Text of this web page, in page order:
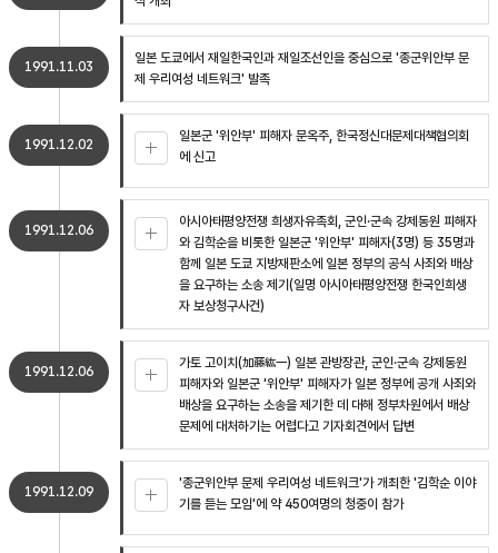
1991.11.03
일본 도쿄에서 재일한국인과 재일조선인을 중심으로 '종군위안부 문
제 우리여성 네트워크' 발족
1991.12.02
일본군 '위안부' 피해자 문옥주, 한국정신대문제대책협의회
에 신고
1991.12.06
아시아태평양전쟁 희생자유족회, 군인·군속 강제동원 피해자
와 김학순을 비롯한 일본군 '위안부' 피해자(3명) 등 35명과
함께 일본 도쿄 지방재판소에 일본 정부의 공식 사죄와 배상
을 요구하는 소송 제기(일명 아시아태평양전쟁 한국인희생
자 보상청구사건)
1991.12.06
가토 고이치(加藤紘一) 일본 관방장관, 군인·군속 강제동원
피해자와 일본군 '위안부' 피해자가 일본 정부에 공개 사죄와
배상을 요구하는 소송을 제기한 데 대해 정부차원에서 배상
문제에 대처하기는 어렵다고 기자회견에서 답변
1991.12.09
'종군위안부 문제 우리여성 네트워크'가 개최한 '김학순 이야
기를 듣는 모임'에 약 450여명의 청중이 참가